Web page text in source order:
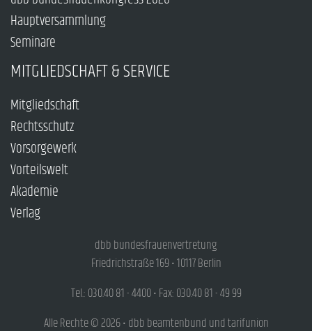
Hauptversammlung
Seminare
MITGLIEDSCHAFT & SERVICE
Mitgliedschaft
Rechtsschutz
Vorsorgewerk
Vorteilswelt
Akademie
Verlag
dbb bundesfrauenvertretung
Friedrichstraße 169 • 10117 Berlin
Tel.: 030.40 81 - 4400 • Fax: 030.40 81 - 49 99
Alle Rechte © 2026 • dbb beamtenbund und tarifunion